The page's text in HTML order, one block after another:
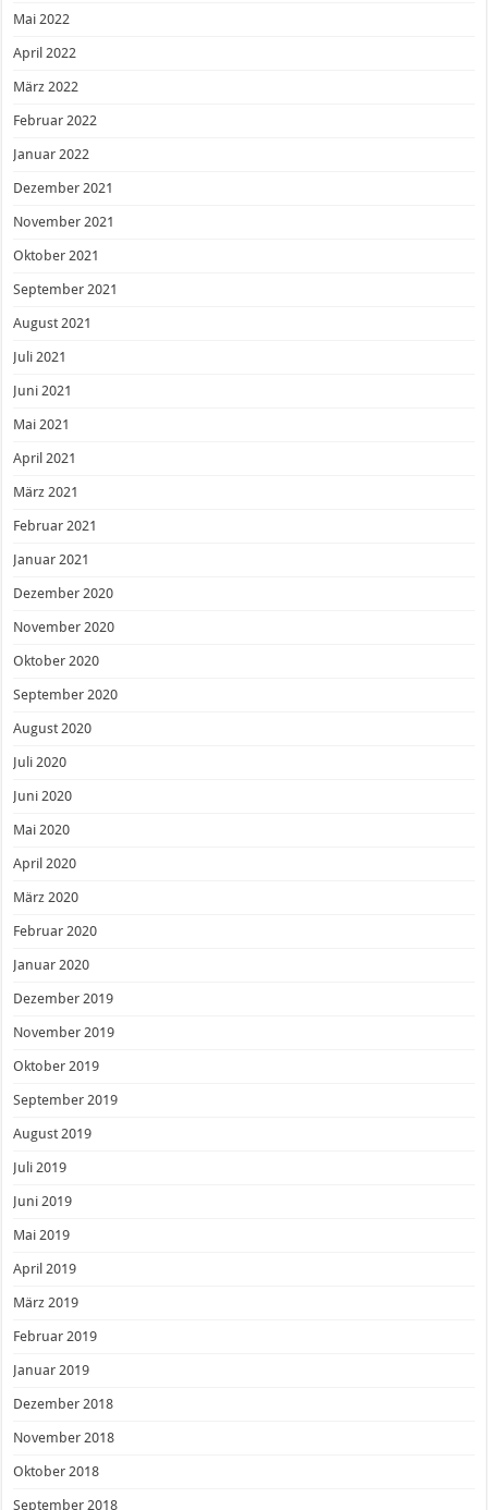
Mai 2022
April 2022
März 2022
Februar 2022
Januar 2022
Dezember 2021
November 2021
Oktober 2021
September 2021
August 2021
Juli 2021
Juni 2021
Mai 2021
April 2021
März 2021
Februar 2021
Januar 2021
Dezember 2020
November 2020
Oktober 2020
September 2020
August 2020
Juli 2020
Juni 2020
Mai 2020
April 2020
März 2020
Februar 2020
Januar 2020
Dezember 2019
November 2019
Oktober 2019
September 2019
August 2019
Juli 2019
Juni 2019
Mai 2019
April 2019
März 2019
Februar 2019
Januar 2019
Dezember 2018
November 2018
Oktober 2018
September 2018